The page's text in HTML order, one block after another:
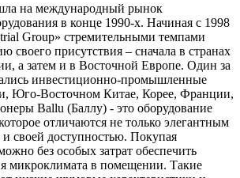
на международный рынок
в конце 1990-х. Начиная с 1998
Group» стремительными темпами
своего присутствия – сначала в странах
а затем и в Восточной Европе. Один за
инвестиционно-промышленные
Юго-Восточном Китае, Корее, Франции,
Ballu (Баллу) - это оборудование
отличаются не только элегантным
своей доступностью. Покупая
без особых затрат обеспечить
микроклимата в помещении. Такие